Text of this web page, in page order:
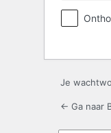
Je
← Ga naar